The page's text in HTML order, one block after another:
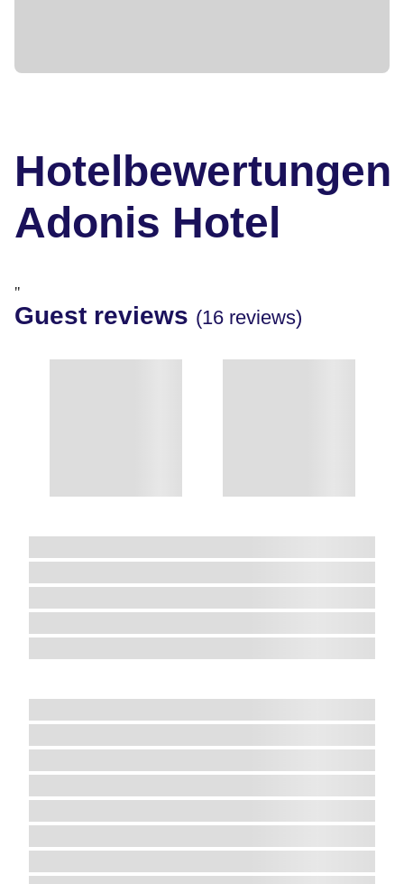
Hotelbewertungen
Adonis Hotel
"
Guest reviews (16 reviews)